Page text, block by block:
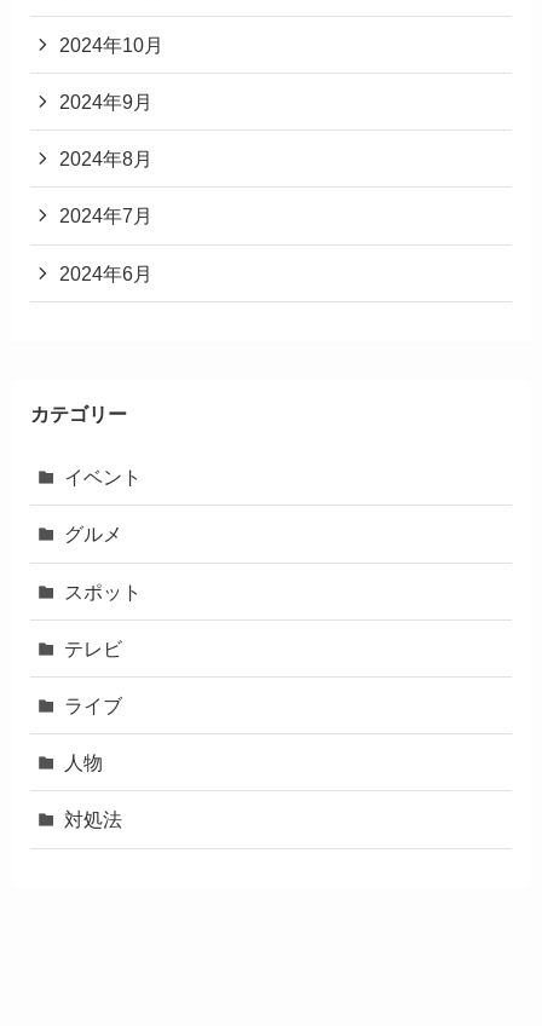
2024年10月
2024年9月
2024年8月
2024年7月
2024年6月
カテゴリー
イベント
グルメ
スポット
テレビ
ライブ
人物
対処法